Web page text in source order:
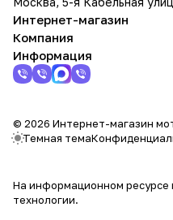
Интернет-магазин
Компания
Информация
© 2026 Интернет-магазин
Темная тема
На информационном ресурсе
технологии.